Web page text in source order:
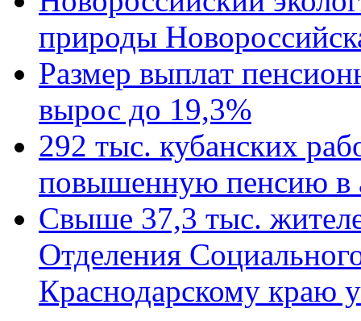
природы
Размер выплат
вырос до 19,3%
292 тыс. кубанских
повышенную пенсию в
Свыше 37,3 тыс.
Отделения
Краснодарскому краю